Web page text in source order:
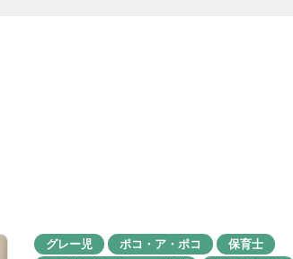
グレー児 ポコ・ア・ポコ
保育士